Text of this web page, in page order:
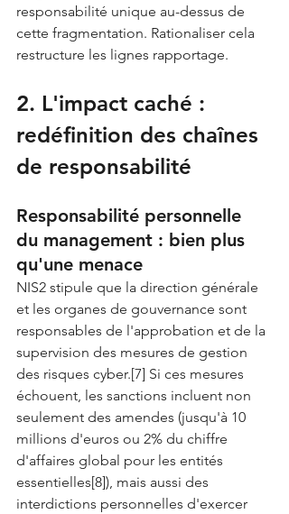
responsabilité unique au-dessus de
cette fragmentation. Rationaliser cela
restructure les lignes rapportage.
2. L'impact caché :
redéfinition des chaînes
de responsabilité
Responsabilité personnelle
du management : bien plus
qu'une menace
NIS2 stipule que la direction générale
et les organes de gouvernance sont
responsables de l'approbation et de la
supervision des mesures de gestion
des risques cyber.[7] Si ces mesures
échouent, les sanctions incluent non
seulement des amendes (jusqu'à 10
millions d'euros ou 2% du chiffre
d'affaires global pour les entités
essentielles[8]), mais aussi des
interdictions personnelles d'exercer